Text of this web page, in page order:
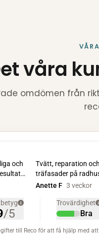
våra
omdömen från